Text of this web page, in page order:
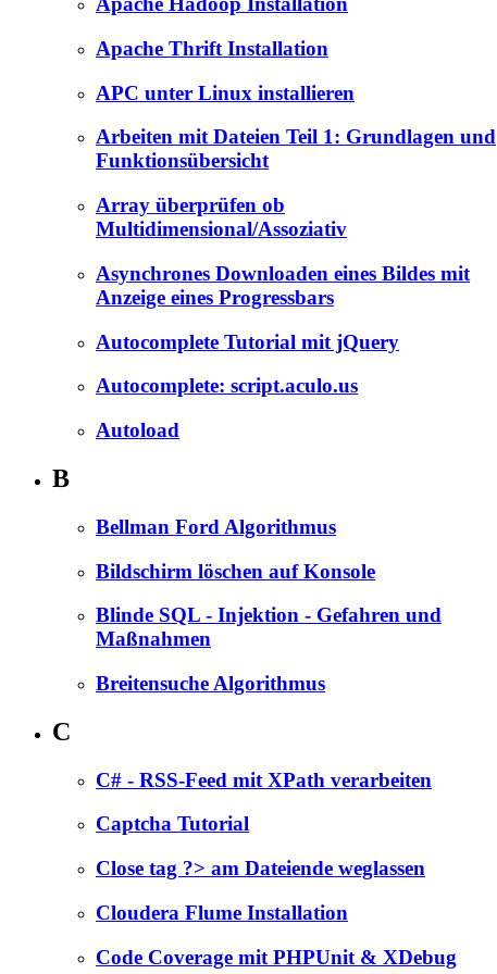
Apache Thrift Installation
APC unter Linux installieren
Arbeiten mit Dateien Teil 1: Grundlagen und
Funktionsübersicht
Array überprüfen ob
Multidimensional/Assoziativ
Asynchrones Downloaden eines Bildes mit
Anzeige eines Progressbars
Autocomplete Tutorial mit jQuery
Autocomplete: script.aculo.us
Autoload
B
Bellman Ford Algorithmus
Bildschirm löschen auf Konsole
Blinde SQL - Injektion - Gefahren und
Maßnahmen
Breitensuche Algorithmus
C
C# - RSS-Feed mit XPath verarbeiten
Captcha Tutorial
Close tag ?> am Dateiende weglassen
Cloudera Flume Installation
Code Coverage mit PHPUnit & XDebug